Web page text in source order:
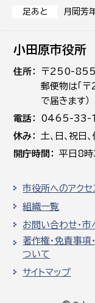
足あと 月岡芳
小田原市役所
住所
〒250-
郵便物は「
で届きます）
電話
0465-33-
休み
土､日､祝日
開庁時間
平日8
市役所へのアクセ
組織一覧
お問い合わせ・
著作権・免責事項
ついて
サイトマップ